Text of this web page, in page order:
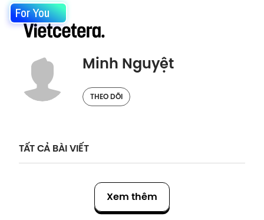
For You
Minh Nguyệt
THEO DÕI
TẤT CẢ BÀI VIẾT
Xem thêm